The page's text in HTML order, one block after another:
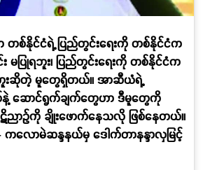
စ်နိုင်ငံရဲ့ ပြည်တွင်းရေးကို တစ်နိုင်ငံက
မပြုရဘူး၊ ပြည်တွင်းရေးကို တစ်နိုင်ငံက
းဆိုတဲ့ မူတွေရှိတယ်။ အာဆီယံရဲ့
နဲ့ ဆောင်ရွက်ချက်တွေဟာ ဒီမူတွေကို
ညာဉ်ကို ချိုးဖောက်နေသလို ဖြစ်နေတယ်။
ောမဲဆန္ဒနယ်မှ ဒေါက်တာနန္ဒာလှမြင့်